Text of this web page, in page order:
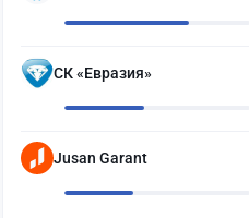
СК «Евразия»
Jusan Garant